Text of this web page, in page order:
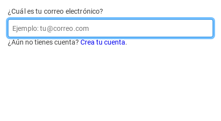
¿Cuál es tu correo electrónico?
¿Aún no tienes cuenta? Crea tu cuenta.